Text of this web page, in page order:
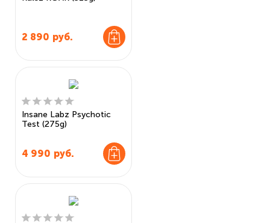
2 890 руб.
Insane Labz Psychotic
Test (275g)
4 990 руб.